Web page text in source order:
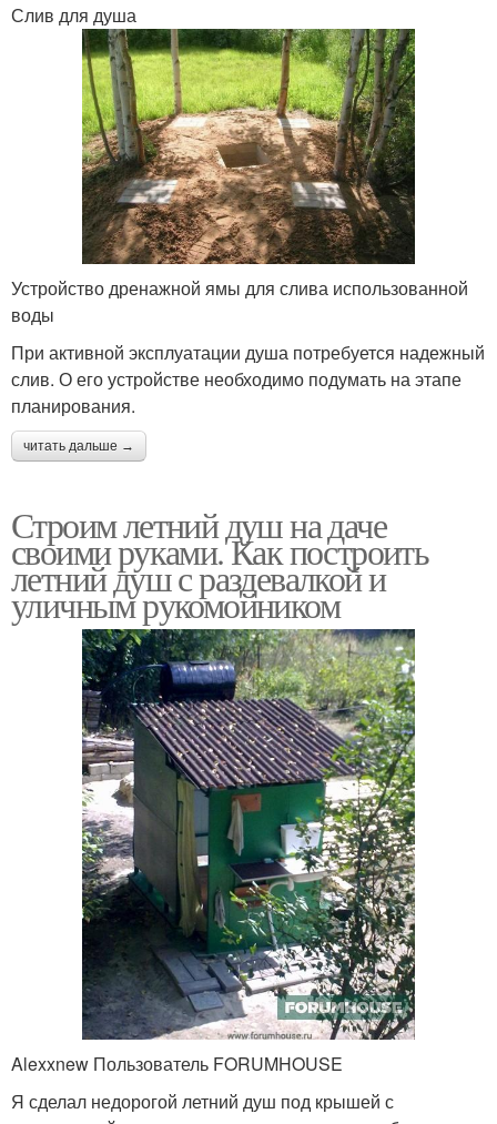
Слив для душа
Устройство дренажной ямы для слива использованной
воды
При активной эксплуатации душа потребуется надежный
слив. О его устройстве необходимо подумать на этапе
планирования.
читать дальше →
Строим летний душ на даче
своими руками. Как построить
летний душ с раздевалкой и
уличным рукомойником
Alexxnew Пользователь FORUMHOUSE
Я сделал недорогой летний душ под крышей с